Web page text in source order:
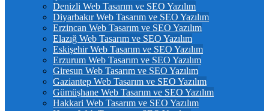
Denizli Web Tasarım ve SEO Yazılım
Diyarbakır Web Tasarım ve SEO Yazılım
Erzincan Web Tasarım ve SEO Yazılım
Elazığ Web Tasarım ve SEO Yazılım
Eskişehir Web Tasarım ve SEO Yazılım
Erzurum Web Tasarım ve SEO Yazılım
Giresun Web Tasarım ve SEO Yazılım
Gaziantep Web Tasarım ve SEO Yazılım
Gümüşhane Web Tasarım ve SEO Yazılım
Hakkari Web Tasarım ve SEO Yazılım